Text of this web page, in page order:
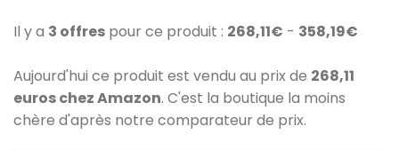
Il y a 3 offres pour ce produit : 268,11€ - 358,19€
Aujourd'hui ce produit est vendu au prix de 268,11
euros chez Amazon. C'est la boutique la moins
chère d'après notre comparateur de prix.